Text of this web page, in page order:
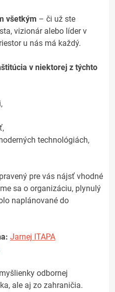
všetkým – či už ste
vizionár alebo líder v
u nás má každý.
v niektorej z týchto
technológiách,
pre vás nájsť vhodné
sa o organizáciu, plynulý
naplánované do
Jarnej ITAPA
odbornej
ale aj zo zahraničia.